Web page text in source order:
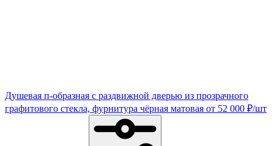
Душевая п-образная с раздвижной дверью из прозрачного
графитового стекла, фурнитура чёрная матовая от 52 000 ₽/шт